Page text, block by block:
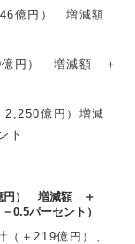
億円） 増減額
億円） 増減額 ＋
億円）増減
ト
円） 増減額 ＋
0.5パーセント）
＋219億円）、